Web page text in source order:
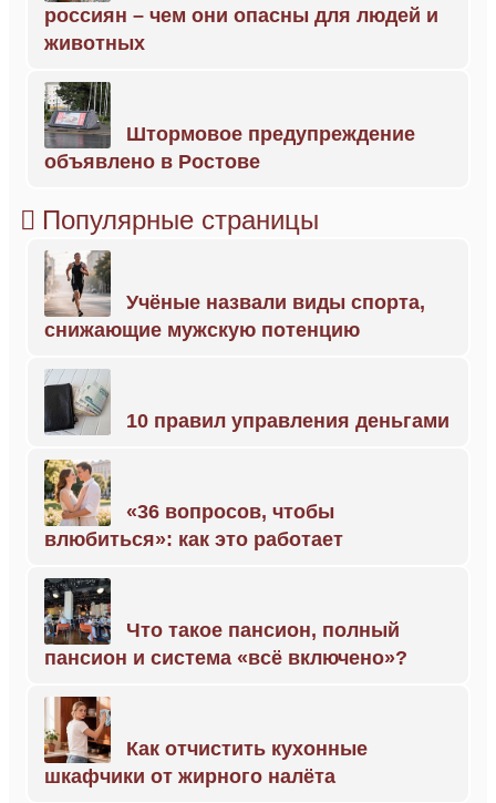
россиян – чем они опасны для людей и
животных
Штормовое предупреждение
объявлено в Ростове
Популярные страницы
Учёные назвали виды спорта,
снижающие мужскую потенцию
10 правил управления деньгами
«36 вопросов, чтобы
влюбиться»: как это работает
Что такое пансион, полный
пансион и система «всё включено»?
Как отчистить кухонные
шкафчики от жирного налёта